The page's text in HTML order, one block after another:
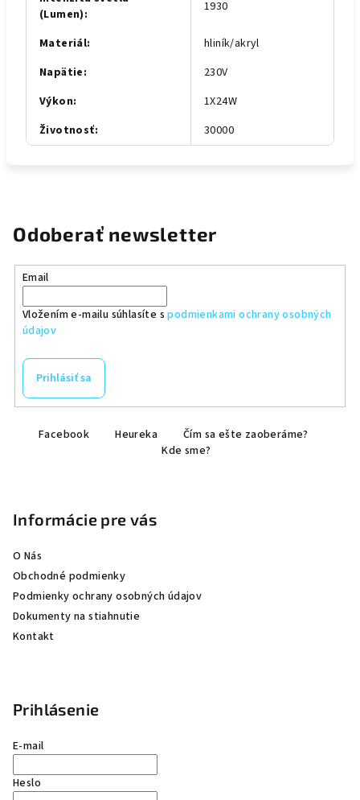
(Lumen): 1930
Materiál:
hliník/akryl
Napätie:
230V
Výkon:
1X24W
Životnosť: 30000
Odoberať newsletter
Email
Vložením e-mailu súhlasíte spodmienkami ochrany osobných
údajov
Prihlásiť sa
Facebook Heureka
Čím sa ešte zaoberáme?
Kde sme?
Informácie pre vás
O Nás
Obchodné podmienky
Podmienky ochrany osobných údajov
Dokumenty na stiahnutie
Kontakt
Prihlásenie
E-mail
Heslo